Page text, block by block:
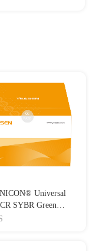
Universal
SYBR Green